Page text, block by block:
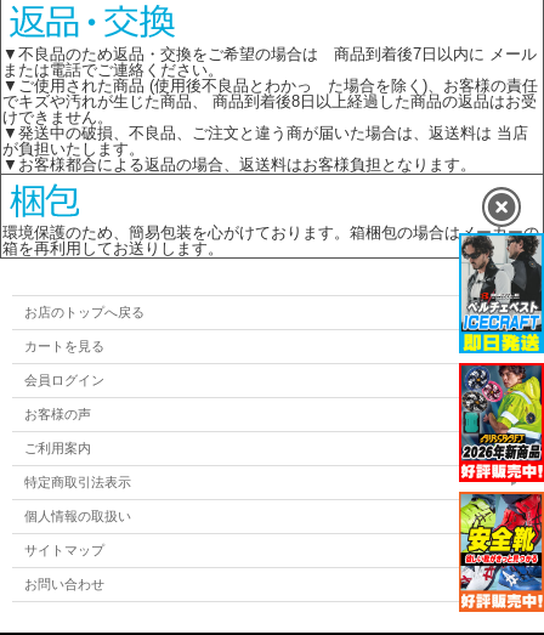
▼不良品のため返品・交換をご希望の場合は 商品到着後7日以内に メール
または電話でご連絡ください。
▼ご使用された商品 (使用後不良品とわかっ た場合を除く)、お客様の責任
でキズや汚れが生じた商品、 商品到着後8日以上経過した商品の返品はお受
けできません。
▼発送中の破損、不良品、ご注文と違う商が届いた場合は、返送料は 当店
が負担いたします。
▼お客様都合による返品の場合、返送料はお客様負担となります。
環境保護のため、簡易包装を心がけております。箱梱包の場合はメーカーの
箱を再利用してお送りします。
お店のトップへ戻る
カートを見る
会員ログイン
お客様の声
ご利用案内
特定商取引法表示
個人情報の取扱い
サイトマップ
お問い合わせ